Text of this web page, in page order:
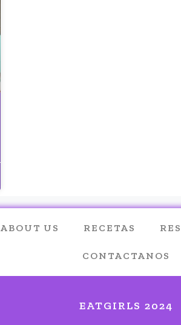
ABOUT US RECETAS
CONTACTANOS
EATGIRLS 2024